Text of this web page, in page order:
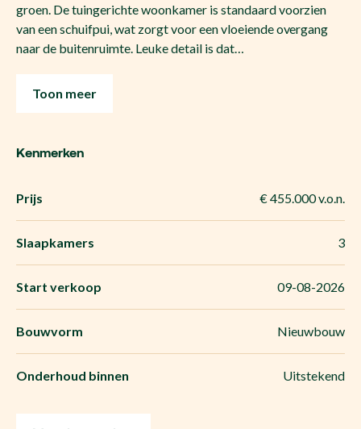
groen. De tuingerichte woonkamer is standaard voorzien
van een schuifpui, wat zorgt voor een vloeiende overgang
naar de buitenruimte. Leuke detail is dat…
Toon meer
Kenmerken
Prijs € 455.000 v.o.n.
Slaapkamers 3
Start verkoop 09-08-2026
Bouwvorm Nieuwbouw
Onderhoud binnen Uitstekend